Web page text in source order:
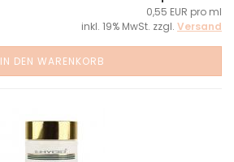
0,55 EUR pro ml
inkl. 19% MwSt. zzgl. Versand
IN DEN WARENKORB